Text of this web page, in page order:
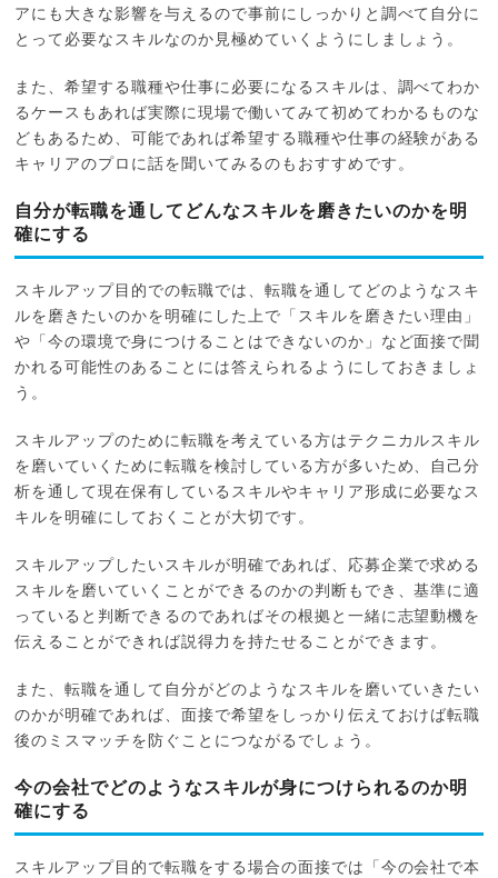
アにも大きな影響を与えるので事前にしっかりと調べて自分に
とって必要なスキルなのか見極めていくようにしましょう。
また、希望する職種や仕事に必要になるスキルは、調べてわか
るケースもあれば実際に現場で働いてみて初めてわかるものな
どもあるため、可能であれば希望する職種や仕事の経験がある
キャリアのプロに話を聞いてみるのもおすすめです。
自分が転職を通してどんなスキルを磨きたいのかを明
確にする
スキルアップ目的での転職では、転職を通してどのようなスキ
ルを磨きたいのかを明確にした上で「スキルを磨きたい理由」
や「今の環境で身につけることはできないのか」など面接で聞
かれる可能性のあることには答えられるようにしておきましょ
う。
スキルアップのために転職を考えている方はテクニカルスキル
を磨いていくために転職を検討している方が多いため、自己分
析を通して現在保有しているスキルやキャリア形成に必要なス
キルを明確にしておくことが大切です。
スキルアップしたいスキルが明確であれば、応募企業で求める
スキルを磨いていくことができるのかの判断もでき、基準に適
っていると判断できるのであればその根拠と一緒に志望動機を
伝えることができれば説得力を持たせることができます。
また、転職を通して自分がどのようなスキルを磨いていきたい
のかが明確であれば、面接で希望をしっかり伝えておけば転職
後のミスマッチを防ぐことにつながるでしょう。
今の会社でどのようなスキルが身につけられるのか明
確にする
スキルアップ目的で転職をする場合の面接では「今の会社で本